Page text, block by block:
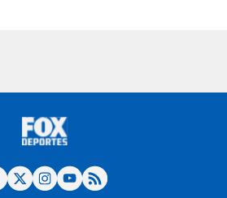
Help